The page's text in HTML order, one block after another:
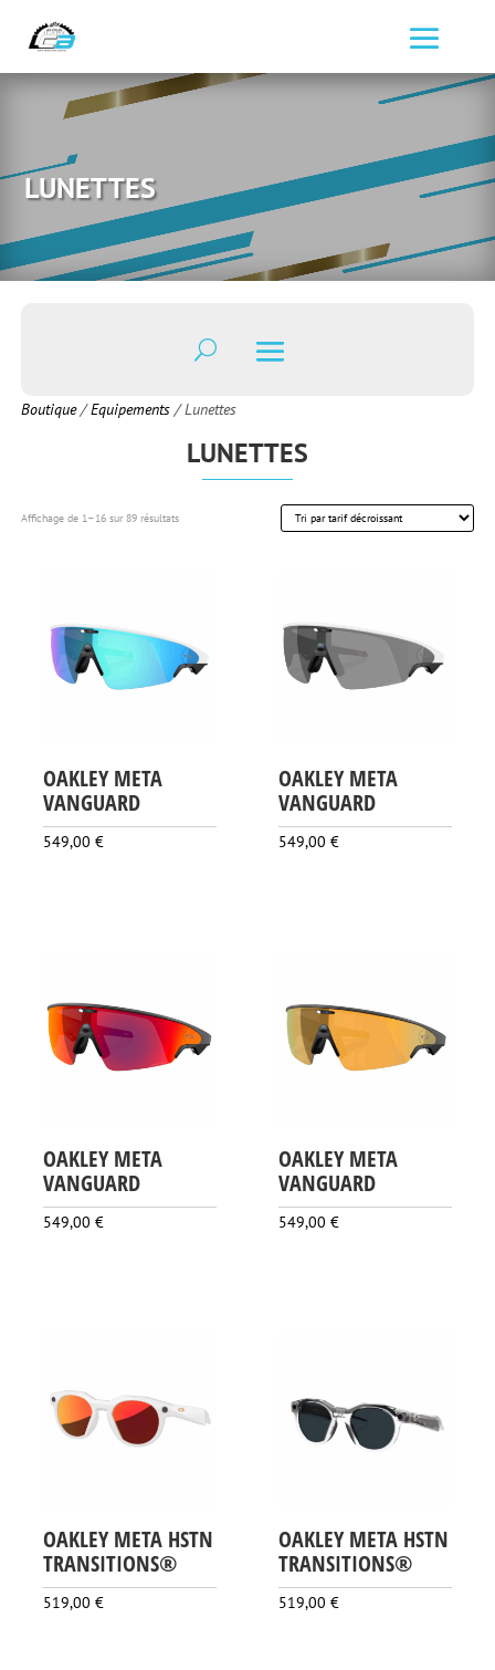
LUNETTES
Boutique/Equipements/ Lunettes
LUNETTES
Affichage de 1–16 sur 89 résultatsTrié
OAKLEY META
VANGUARD
549,00 €
OAKLEY META
VANGUARD
549,00€
OAKLEY META
VANGUARD
549,00 €
OAKLEY META
VANGUARD
549,00€
OAKLEY META HSTN
TRANSITIONS®
519,00 €
OAKLEY META HSTN
TRANSITIONS®
519,00€